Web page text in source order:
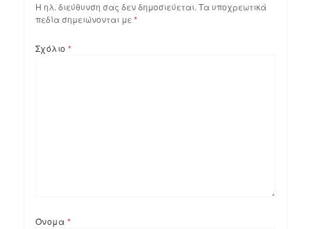
Η ηλ. διεύθυνση σας δεν δημοσιεύεται. Τα υποχρεωτικά
πεδία σημειώνονται με *
Σχόλιο *
Όνομα *